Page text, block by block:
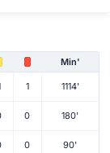
Min'
1 1114'
0 180'
0 90'